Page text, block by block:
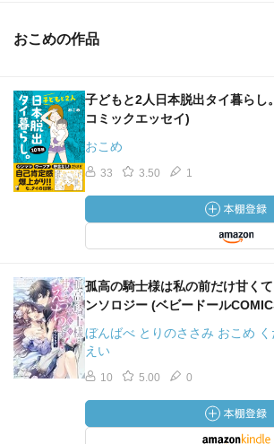
おこめの作品
子どもと2人日本脱出タイ暮らし
コミックエッセイ)
おこめ
33 3.50 1
孤高の騎士様は私の前だけ甘く
ンソロジー (ベビードール
ぼんばべ とりのささみ おこめ
えい
10 5.00 0